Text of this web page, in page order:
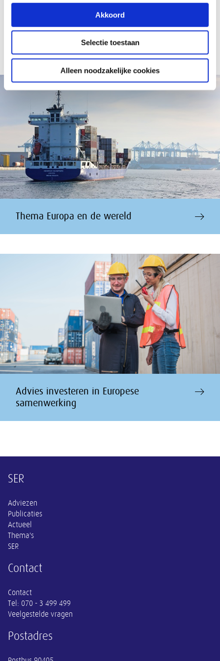
Akkoord
Selectie toestaan
Alleen noodzakelijke cookies
De contouren van een intelligent herstelbeleid
Thema Europa en de wereld
Advies investeren in Europese
samenwerking
Overige informatie
SER
Adviezen
Publicaties
Actueel
Thema's
SER
Contact
Contact
Tel: 070 - 3 499 499
Veelgestelde vragen
Postadres